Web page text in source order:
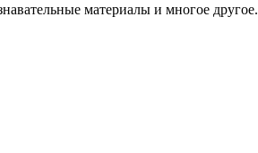
материалы и многое другое.